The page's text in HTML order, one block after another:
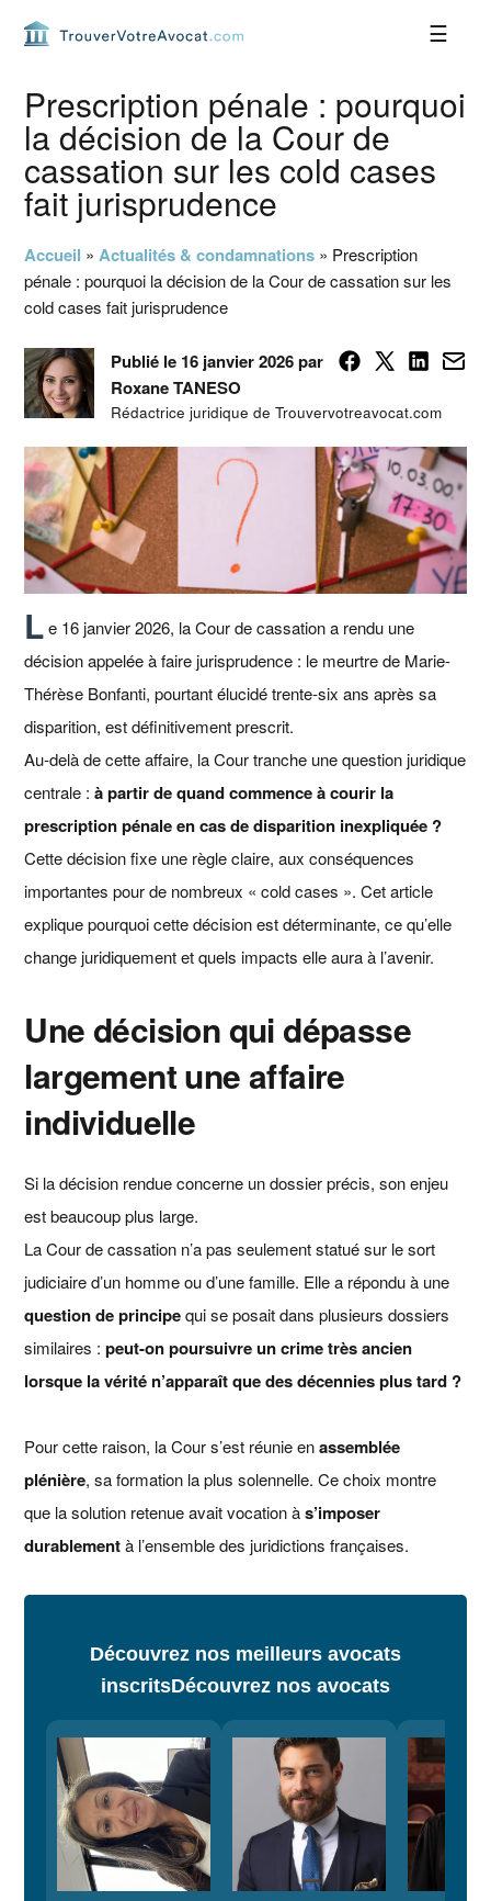
navigation
principale
principal
barre
latérale
principale
pagePrescription pénale : pourquoi
la décision de la Cour de
cassation sur les cold cases
fait jurisprudence
Accueil » Actualités & condamnations » Prescription
pénale : pourquoi la décision de la Cour de cassation sur les
cold cases fait jurisprudence
Publié le 16 janvier 2026 par
Roxane TANESO
Rédactrice juridique de Trouvervotreavocat.com
Le 16 janvier 2026, la Cour de cassation a rendu une
décision appelée à faire jurisprudence : le meurtre de Marie-
Thérèse Bonfanti, pourtant élucidé trente-six ans après sa
disparition, est définitivement prescrit.
Au-delà de cette affaire, la Cour tranche une question juridique
centrale :à partir de quand commence à courir la
prescription pénale en cas de disparition inexpliquée ?
Cette décision fixe une règle claire, aux conséquences
importantes pour de nombreux « cold cases ». Cet article
explique pourquoi cette décision est déterminante, ce qu’elle
change juridiquement et quels impacts elle aura à l’avenir.
Une décision qui dépasse
largement une affaire
individuelle
Si la décision rendue concerne un dossier précis, son enjeu
est beaucoup plus large.
La Cour de cassation n’a pas seulement statué sur le sort
judiciaire d’un homme ou d’une famille. Elle a répondu à une
question de principequi se posait dans plusieurs dossiers
similaires :peut-on poursuivre un crime très ancien
lorsque la vérité n’apparaît que des décennies plus tard ?
Pour cette raison, la Cour s’est réunie enassemblée
plénière, sa formation la plus solennelle. Ce choix montre
que la solution retenue avait vocation às’imposer
durablementà l’ensemble des juridictions françaises.
Découvrez nos meilleurs avocats
inscritsDécouvrez nos avocats